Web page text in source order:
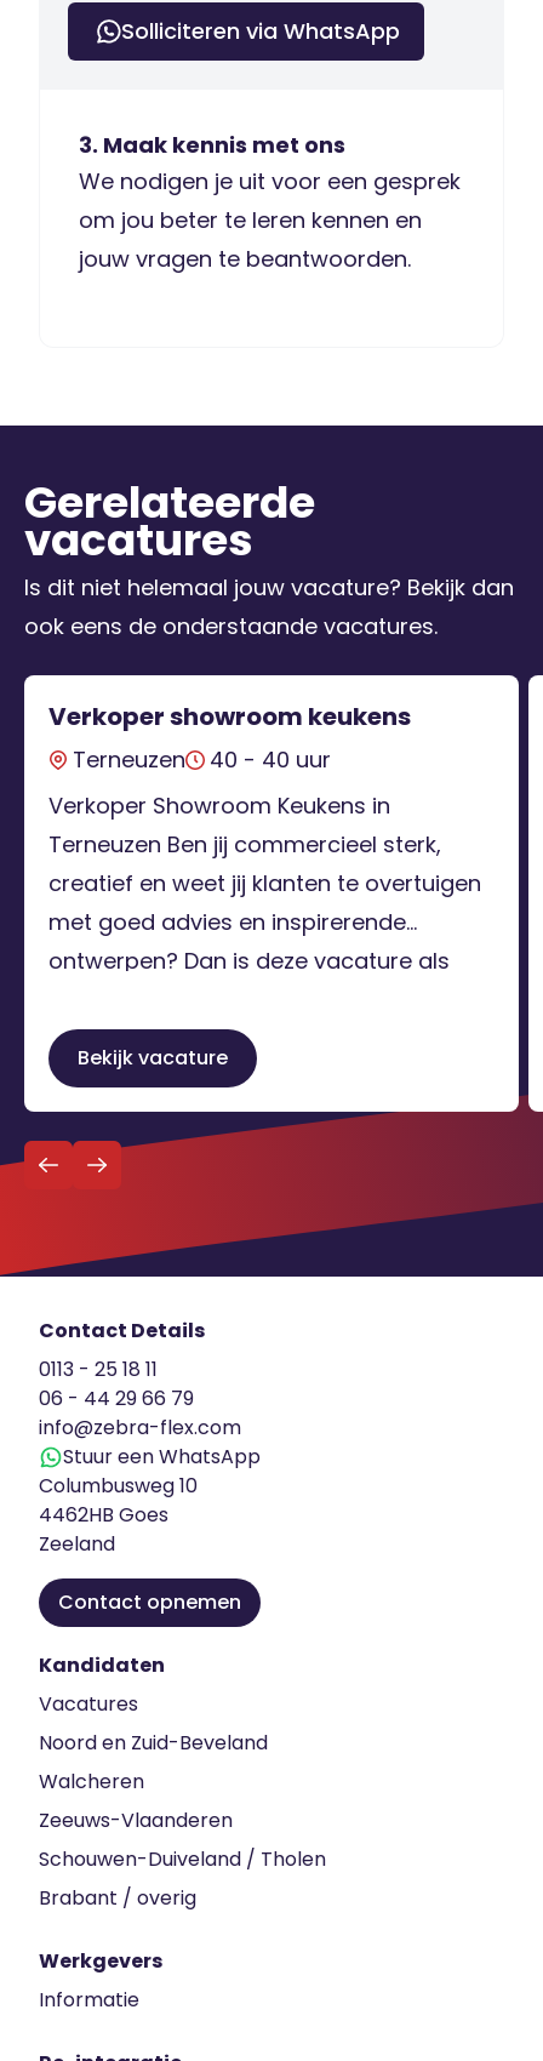
Solliciteren via WhatsApp
3. Maak kennis met ons
We nodigen je uit voor een gesprek
om jou beter te leren kennen en
jouw vragen te beantwoorden.
Gerelateerde
vacatures
Is dit niet helemaal jouw vacature? Bekijk dan
ook eens de onderstaande vacatures.
Verkoper showroom keukens
Terneuzen
40 - 40 uur
Verkoper Showroom Keukens in
Terneuzen Ben jij commercieel sterk,
creatief en weet jij klanten te overtuigen
met goed advies en inspirerende
ontwerpen? Dan is deze vacature als
Terneuzen precies wat je zoekt! Voor een
professionele showroom in Terneuzen
zoeken wij een enthousiaste Verkoper
Showroom Keukens. In deze veelzijdige
Bekijk vacature
Contact Details
0113 - 25 18 11
06 - 44 29 66 79
info@zebra-flex.com
Stuur een WhatsApp
Columbusweg 10
4462HB Goes
Zeeland
Contact opnemen
Kandidaten
Vacatures
Noord en Zuid-Beveland
Walcheren
Zeeuws-Vlaanderen
Schouwen-Duiveland / Tholen
Brabant / overig
Werkgevers
Informatie